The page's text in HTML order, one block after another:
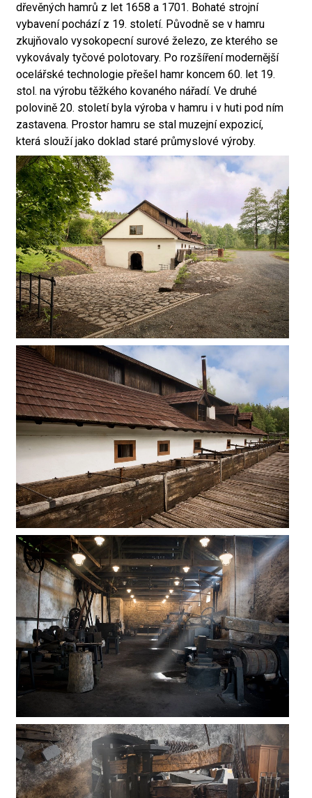
dřevěných hamrů z let 1658 a 1701. Bohaté strojní
vybavení pochází z 19. století. Původně se v hamru
zkujňovalo vysokopecní surové železo, ze kterého se
vykovávaly tyčové polotovary. Po rozšíření modernější
ocelářské technologie přešel hamr koncem 60. let 19.
stol. na výrobu těžkého kovaného nářadí. Ve druhé
polovině 20. století byla výroba v hamru i v huti pod ním
zastavena. Prostor hamru se stal muzejní expozicí,
která slouží jako doklad staré průmyslové výroby.